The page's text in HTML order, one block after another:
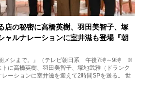
店の秘密に高橋英樹、羽田美智子、塚
ルナレーションに室井滋も登場『朝
メシまで。』（テレビ朝日系 午後7時～9時 ※
に高橋英樹、羽田美智子、塚地武雅（ドランク
レーションに室井滋を迎えて2時間SPを送る。 世